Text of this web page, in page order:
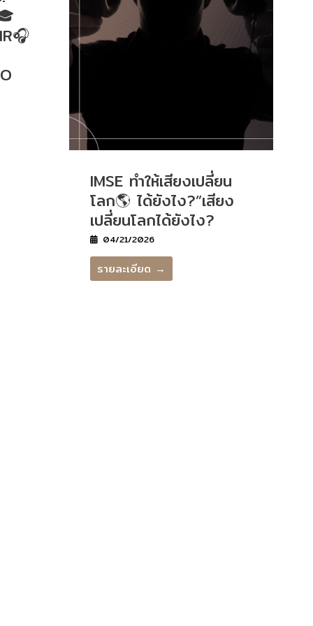
IMSE ทำให้เสียงเปลี่ยน
โลก🌎 ได้ยังไง?”เสียง
เปลี่ยนโลกได้ยังไง?
04/21/2026
รายละเอียด →